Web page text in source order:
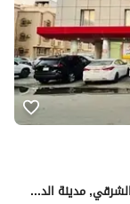
شقة للإيجار في شارع فضالة بن عبيد, حي الشاطئ الشرقي, مدينة الدمام,